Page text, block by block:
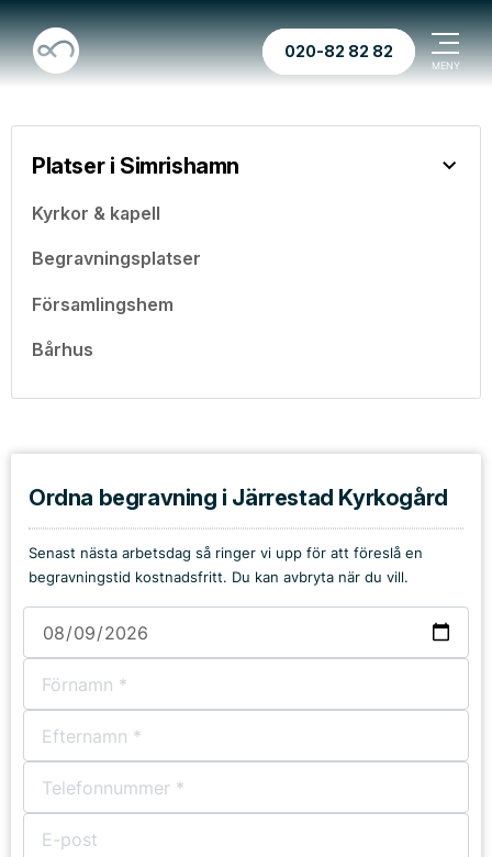
020-82 82 82
Platser i Simrishamn
Kyrkor & kapell
Begravningsplatser
Församlingshem
Bårhus
Ordna begravning i Järrestad Kyrkogård
Senast nästa arbetsdag så ringer vi upp för att föreslå en
begravningstid kostnadsfritt. Du kan avbryta när du vill.